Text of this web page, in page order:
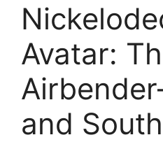
Avatar:
and